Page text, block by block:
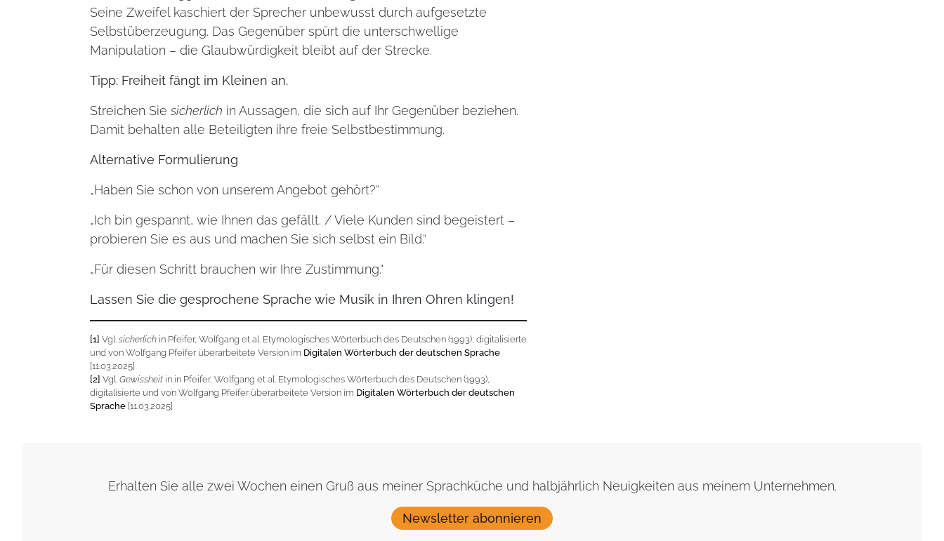
Seine Zweifel kaschiert der Sprecher unbewusst durch aufgesetzte
Selbstüberzeugung. Das Gegenüber spürt die unterschwellige
Manipulation – die Glaubwürdigkeit bleibt auf der Strecke.
Tipp: Freiheit fängt im Kleinen an.
Streichen Sie sicherlich in Aussagen, die sich auf Ihr Gegenüber beziehen.
Damit behalten alle Beteiligten ihre freie Selbstbestimmung.
Alternative Formulierung
„Haben Sie schon von unserem Angebot gehört?“
„Ich bin gespannt, wie Ihnen das gefällt. / Viele Kunden sind begeistert –
probieren Sie es aus und machen Sie sich selbst ein Bild.“
„Für diesen Schritt brauchen wir Ihre Zustimmung.“
Lassen Sie die gesprochene Sprache wie Musik in Ihren Ohren klingen!
[1] Vgl. sicherlich in Pfeifer, Wolfgang et al. Etymologisches Wörterbuch des Deutschen (1993), digitalisierte
und von Wolfgang Pfeifer überarbeitete Version im Digitalen Wörterbuch der deutschen Sprache
[11.03.2025]
[2] Vgl. Gewissheit in in Pfeifer, Wolfgang et al. Etymologisches Wörterbuch des Deutschen (1993),
digitalisierte und von Wolfgang Pfeifer überarbeitete Version im Digitalen Wörterbuch der deutschen
Sprache [11.03.2025]
Erhalten Sie alle zwei Wochen einen Gruß aus meiner Sprachküche und halbjährlich Neuigkeiten aus meinem Unternehmen.
Newsletter abonnieren